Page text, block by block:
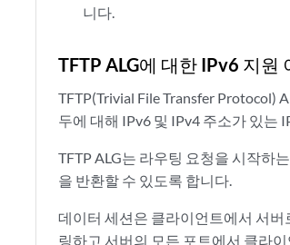
니다.
TFTP ALG에 대한 IPv6 지원
TFTP(Trivial File Transfer Protocol)
두에 대해 IPv6 및 IPv4 주소가 있는
TFTP ALG는 라우팅 요청을 시작하
을 반환할 수 있도록 합니다.
데이터 세션은 클라이언트에서 서버
링하고 서버의 모든 포트에서 클라